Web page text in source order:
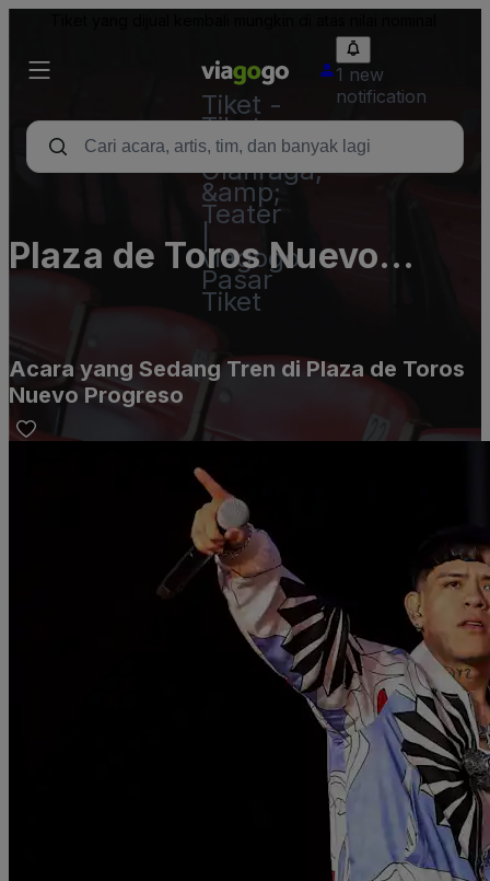
Tiket -
Tiket
Konser,
Olahraga,
&amp;
Teater
viagogo
Pasar
Tiket
1 new
notification
Plaza de Toros Nuevo
Acara yang Sedang Tren di Plaza de Toros
Nuevo Progreso